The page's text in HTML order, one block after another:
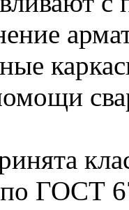
по ГОСТ